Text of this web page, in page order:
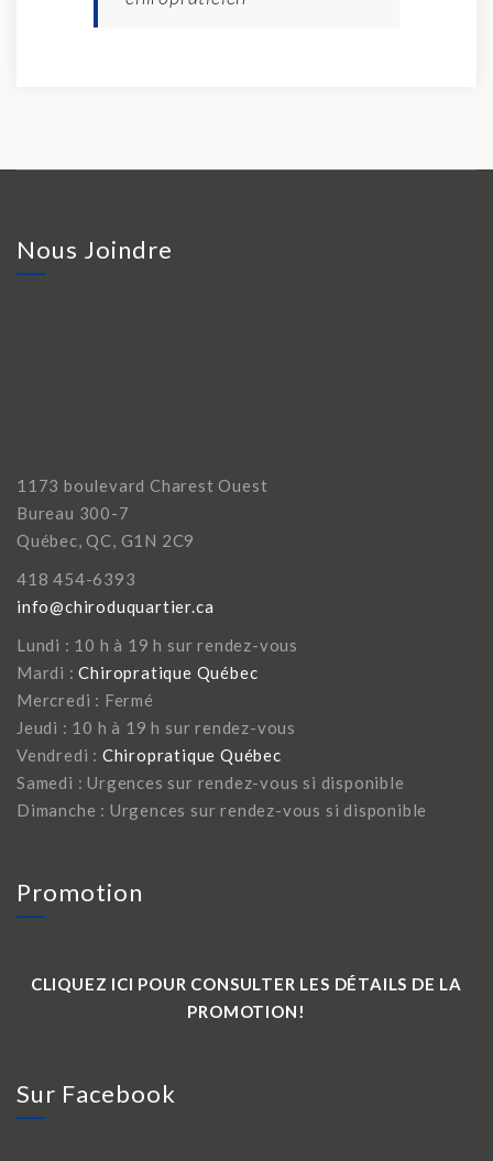
Nous Joindre
1173 boulevard Charest Ouest
Bureau 300-7
Québec, QC, G1N 2C9
418 454-6393
info@chiroduquartier.ca
Lundi : 10 h à 19 h sur rendez-vous
Mardi :Chiropratique Québec
Mercredi : Fermé
Jeudi : 10 h à 19 h sur rendez-vous
Vendredi : Chiropratique Québec
Samedi : Urgences sur rendez-vous si disponible
Dimanche : Urgences sur rendez-vous si disponible
Promotion
CLIQUEZ ICI POUR CONSULTER LES DÉTAILS DE LA
PROMOTION!
Sur Facebook